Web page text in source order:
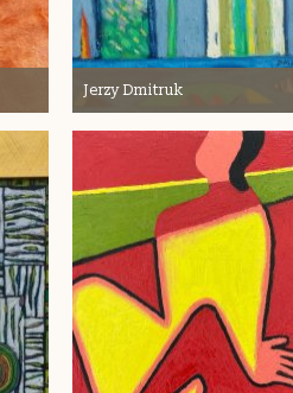
Jerzy Dmitruk